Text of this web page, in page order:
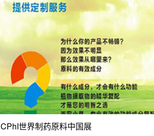
CPhI世界制药原料中国展